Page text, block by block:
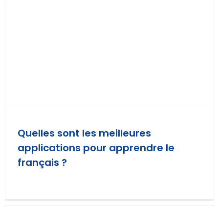
Quelles sont les meilleures
applications pour apprendre le
français ?